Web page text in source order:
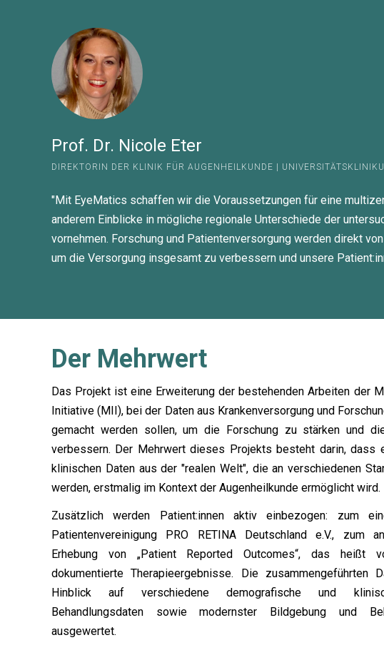
Prof. Dr. Nicole Eter
DIREKTORIN DER KLINIK FÜR AUGENHEILKUNDE |
"Mit EyeMatics schaffen wir die Voraussetzungen für eine
anderem Einblicke in mögliche regionale Unterschiede der
vornehmen. Forschung und Patientenversorgung werden direkt
um die Versorgung insgesamt zu verbessern und unsere
Der Mehrwert
Das Projekt ist eine Erweiterung der bestehenden Arbeiten der
Initiative (MII), bei der Daten aus Krankenversorgung und
gemacht werden sollen, um die Forschung zu stärken und
verbessern. Der Mehrwert dieses Projekts besteht darin, dass
klinischen Daten aus der "realen Welt", die an verschiedenen
werden, erstmalig im Kontext der Augenheilkunde ermöglicht wird.
Zusätzlich werden Patient:innen aktiv einbezogen: zum
Patientenvereinigung PRO RETINA Deutschland e.V., zum
Erhebung von „Patient Reported Outcomes“, das heißt
dokumentierte Therapieergebnisse. Die zusammengeführten
Hinblick auf verschiedene demografische und
Behandlungsdaten sowie modernster Bildgebung und
ausgewertet.